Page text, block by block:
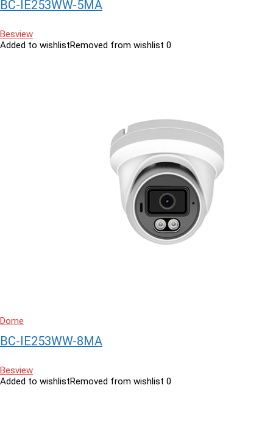
BC-IE253WW-5MA
Besview
Added to wishlistRemoved from wishlist 0
Dome
BC-IE253WW-8MA
Besview
Added to wishlistRemoved from wishlist 0